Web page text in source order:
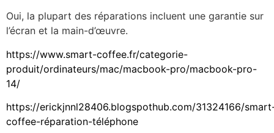
Oui, la plupart des réparations incluent une garantie sur
l’écran et la main-d’œuvre.
https://www.smart-coffee.fr/categorie-
produit/ordinateurs/mac/macbook-pro/macbook-pro-
14/
https://erickjnnl28406.blogspothub.com/31324166/
coffee-réparation-téléphone